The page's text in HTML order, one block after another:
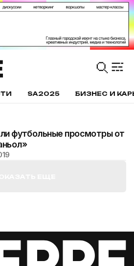
SA2025 БИЗНЕС И
футбольные просмотры от